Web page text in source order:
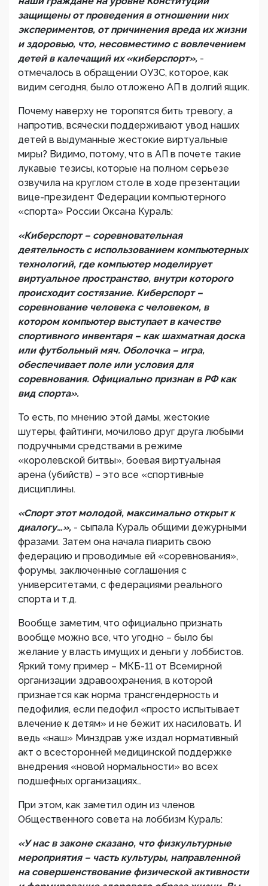
защищены от проведения в отношении них
экспериментов, от причинения вреда их жизни
и здоровью, что, несовместимо с вовлечением
детей в калечащий их «киберспорт», -
отмечалось в обращении ОУЗС, которое, как
видим сегодня, было отложено АП в долгий ящик.
Почему наверху не торопятся бить тревогу, а
напротив, всячески поддерживают увод наших
детей в выдуманные жестокие виртуальные
миры? Видимо, потому, что в АП в почете такие
лукавые тезисы, которые на полном серьезе
озвучила на круглом столе в ходе презентации
вице-президент Федерации компьютерного
«спорта» России Оксана Кураль:
«Киберспорт – соревновательная
деятельность с использованием компьютерных
технологий, где компьютер моделирует
виртуальное пространство, внутри которого
происходит состязание. Киберспорт –
соревнование человека с человеком, в
котором компьютер выступает в качестве
спортивного инвентаря – как шахматная доска
или футбольный мяч. Оболочка – игра,
обеспечивает поле или условия для
соревнования. Официально признан в РФ как
вид спорта».
То есть, по мнению этой дамы, жестокие
шутеры, файтинги, мочилово друг друга любыми
подручными средствами в режиме
«королевской битвы», боевая виртуальная
арена (убийств) – это все «спортивные
дисциплины.
«Спорт этот молодой, максимально открыт к
диалогу…», - сыпала Кураль общими дежурными
фразами. Затем она начала пиарить свою
федерацию и проводимые ей «соревнования»,
форумы, заключенные соглашения с
университетами, с федерациями реального
спорта и т.д.
Вообще заметим, что официально признать
вообще можно все, что угодно – было бы
желание у власть имущих и деньги у лоббистов.
Яркий тому пример – МКБ-11 от Всемирной
организации здравоохранения, в которой
признается как норма трансгендерность и
педофилия, если педофил «просто испытывает
влечение к детям» и не бежит их насиловать. И
ведь «наш» Минздрав уже издал нормативный
акт о всесторонней медицинской поддержке
внедрения «новой нормальности» во всех
подшефных организациях…
При этом, как заметил один из членов
Общественного совета на лоббизм Кураль:
«У нас в законе сказано, что физкультурные
мероприятия – часть культуры, направленной
на совершенствование физической активности